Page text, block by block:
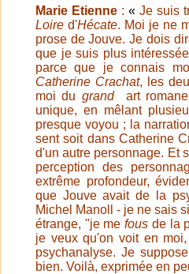
Marie Etienne : « Je suis
Loire d'Hécate. Moi je ne
prose de Jouve. Je dois
que je suis plus
parce que je connais
Catherine Crachat, les
moi du grandart
unique, en mêlant
presque voyou ; la
sent soit dans Catherine
d'un autre personnage. Et
perception des
extrême profondeur,
que Jouve avait de la
Michel Manoll - je ne sais
étrange, "je mefous de la
je veux qu'on voit en
psychanalyse. Je
bien. Voilà, exprimée en